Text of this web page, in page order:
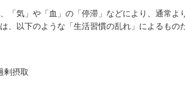
「気」や「血」の「停滞」などにより、通常よ
、以下のような「生活習慣の乱れ」によるもの
剰摂取